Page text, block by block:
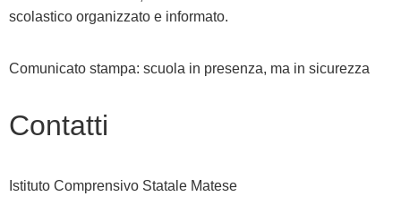
scolastico organizzato e informato.
Comunicato stampa: scuola in presenza, ma in sicurezza
Contatti
Istituto Comprensivo Statale Matese